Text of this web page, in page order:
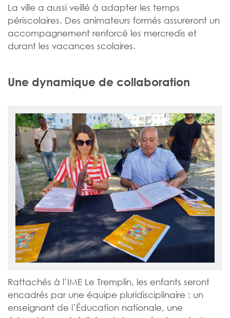
La ville a aussi veillé à adapter les temps
périscolaires. Des animateurs formés assureront un
accompagnement renforcé les mercredis et
durant les vacances scolaires.
Une dynamique de collaboration
Rattachés à l’IME Le Tremplin, les enfants seront
encadrés par une équipe pluridisciplinaire : un
enseignant de l’Éducation nationale, une